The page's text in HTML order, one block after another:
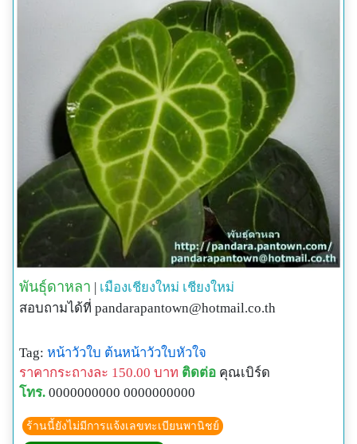
พันธุ์ดาหลา | เมืองเชียงใหม่ เชียงใหม่
สอบถามได้ที่ pandarapantown@hotmail.co.th
Tag: หน้าวัวใบ ต้นหน้าวัวใบหัวใจ
ราคากระถางละ 150.00 บาท ติดต่อ คุณเบิร์ด
โทร. 0000000000 0000000000
ร้านนี้ยังไม่มีการแจ้งเลขทะเบียนพานิชย์